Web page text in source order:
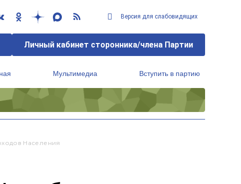
Версия для слабовидящих
Личный кабинет сторонника/члена Партии
Мультимедиа Вступить в партию
Населения